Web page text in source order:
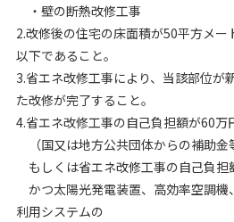
・壁の断熱改修工事
2.改修後の住宅の床面積が50平方メ
以下であること。
3.省エネ改修工事により、当該部位が
た改修が完了すること。
4.省エネ改修工事の自己負担額が60万
（国又は地方公共団体からの補助金
もしくは省エネ改修工事の自己負担
かつ太陽光発電装置、高効率空調機
利用システムの